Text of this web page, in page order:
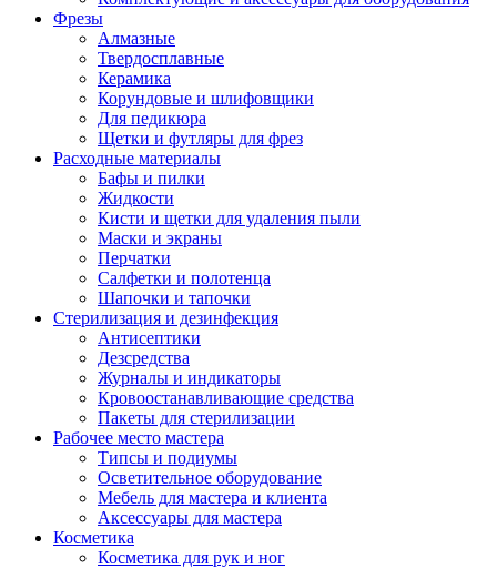
Фрезы
Алмазные
Твердосплавные
Керамика
Корундовые и шлифовщики
Для педикюра
Щетки и футляры для фрез
Расходные материалы
Бафы и пилки
Жидкости
Кисти и щетки для удаления пыли
Маски и экраны
Перчатки
Салфетки и полотенца
Шапочки и тапочки
Стерилизация и дезинфекция
Антисептики
Дезсредства
Журналы и индикаторы
Кровоостанавливающие средства
Пакеты для стерилизации
Рабочее место мастера
Типсы и подиумы
Осветительное оборудование
Мебель для мастера и клиента
Аксессуары для мастера
Косметика
Косметика для рук и ног